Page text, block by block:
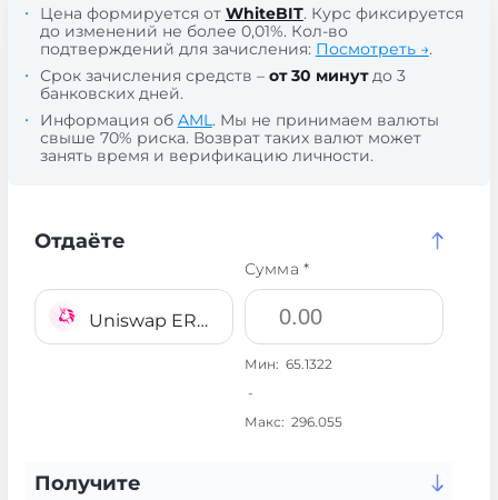
Цена формируется от WhiteBIT. Курс фиксируется
до изменений не более 0,01%. Кол-во
подтверждений для зачисления: Посмотреть →.
Срок зачисления средств – от 30 минутдо 3
банковских дней.
Информация об AML. Мы не принимаем валюты
свыше 70% риска. Возврат таких валют может
занять время и верификацию личности.
Отдаёте
Uniswap ERC20 UNI
Сумма *
Мин: 65.1322
-
Макс: 296.055
Получите